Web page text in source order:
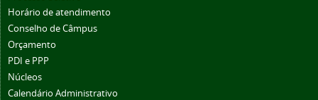
Horário de atendimento
Conselho de Câmpus
Orçamento
PDI e PPP
Núcleos
Calendário Administrativo